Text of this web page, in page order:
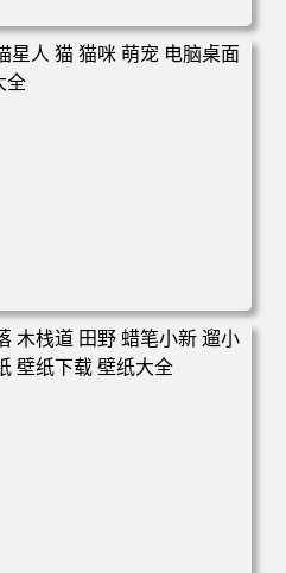
迪狐尼克 4K 电脑壁纸 3840x2
载 壁纸大全
猫 猫咪 萌宠 电脑桌面 高清壁